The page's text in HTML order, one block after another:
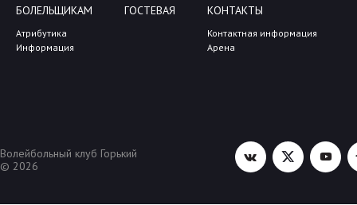
БОЛЕЛЬЩИКАМ
Атрибутика
Информация
ГОСТЕВАЯ КОНТАКТЫ
Контактная информация
Арена
Волейбольный клуб Горький
© 2026